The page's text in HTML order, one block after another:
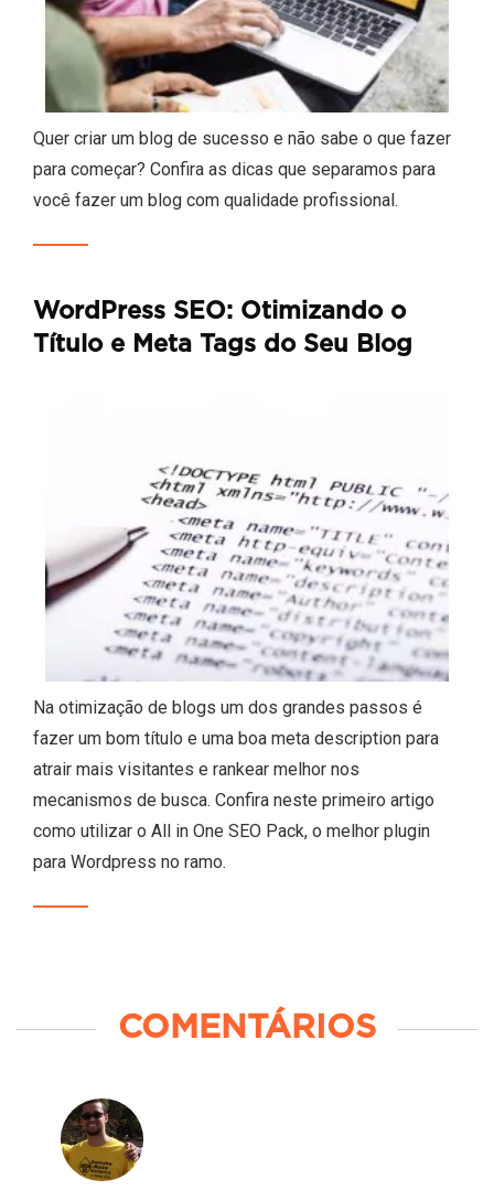
Quer criar um blog de sucesso e não sabe o que fazer
para começar? Confira as dicas que separamos para
você fazer um blog com qualidade profissional.
WordPress SEO: Otimizando o
Título e Meta Tags do Seu Blog
Na otimização de blogs um dos grandes passos é
fazer um bom título e uma boa meta description para
atrair mais visitantes e rankear melhor nos
mecanismos de busca. Confira neste primeiro artigo
como utilizar o All in One SEO Pack, o melhor plugin
para Wordpress no ramo.
COMENTÁRIOS